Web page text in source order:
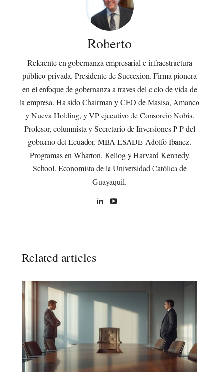
Roberto
Referente en gobernanza empresarial e infraestructura
público-privada. Presidente de Succexion. Firma pionera
en el enfoque de gobernanza a través del ciclo de vida de
la empresa. Ha sido Chairman y CEO de Masisa, Amanco
y Nueva Holding, y VP ejecutivo de Consorcio Nobis.
Profesor, columnista y Secretario de Inversiones P P del
gobierno del Ecuador. MBA ESADE-Adolfo Ibáñez.
Programas en Wharton, Kellog y Harvard Kennedy
School. Economista de la Universidad Católica de
Guayaquil.
Related articles